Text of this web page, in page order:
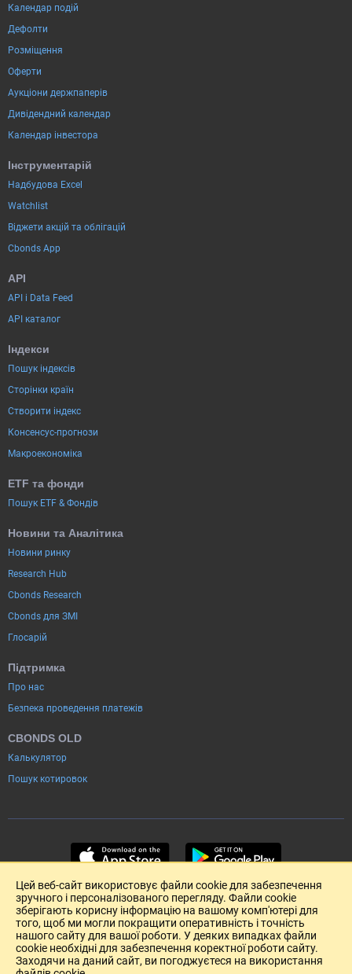
Календар подій
Дефолти
Розміщення
Оферти
Аукціони держпаперів
Дивідендний календар
Календар інвестора
Інструментарій
Надбудова Excel
Watchlist
Віджети акцій та облігацій
Cbonds App
API
API і Data Feed
API каталог
Індекси
Пошук індексів
Сторінки країн
Створити індекс
Консенсус-прогнози
Макроекономіка
ETF та фонди
Пошук ETF & Фондів
Новини та Аналітика
Новини ринку
Research Hub
Cbonds Research
Cbonds для ЗМІ
Глосарій
Підтримка
Про нас
Безпека проведення платежів
CBONDS OLD
Калькулятор
Пошук котировок
Цей веб-сайт використовує файли cookie для забезпечення
зручного і персоналізованого перегляду. Файли cookie
зберігають корисну інформацію на вашому комп'ютері для
того, щоб ми могли покращити оперативність і точність
нашого сайту для вашої роботи. У деяких випадках файли
cookie необхідні для забезпечення коректної роботи сайту.
Заходячи на даний сайт, ви погоджуєтеся на використання